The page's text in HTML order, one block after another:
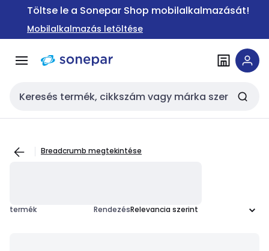
Ugrás a
Ugrás a
tartalomra
Töltse le a Sonepar Shop mobilalkalmazását!
Mobilalkalmazás letöltése
Keresési bemenet
Breadcrumb megtekintése
termék Rendezés